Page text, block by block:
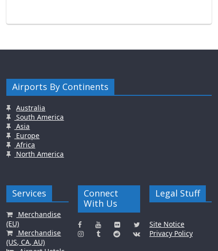
Airports By Continents
Australia
South America
Asia
Europe
Africa
North America
Services
Merchandise
(EU)
Merchandise
(US, CA, AU)
Connect
With Us
Legal Stuff
Site Notice
Privacy Policy